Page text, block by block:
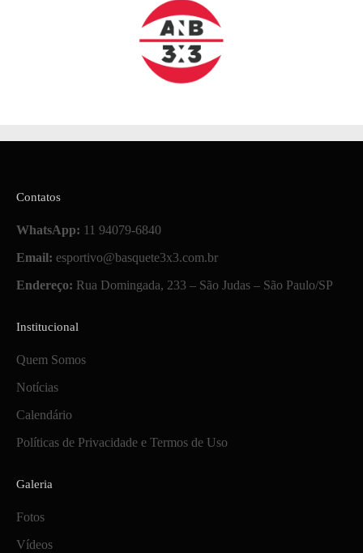
Contatos
WhatsApp: 11 94079-6840
Email: esportivo@basquete3x3.com.br
Endereço: Rua Domingada, 233 – São Judas – São Paulo/SP
Institucional
Quem Somos
Notícias
Calendário
Políticas de Privacidade e Termos de Uso
Galeria
Fotos
Vídeos